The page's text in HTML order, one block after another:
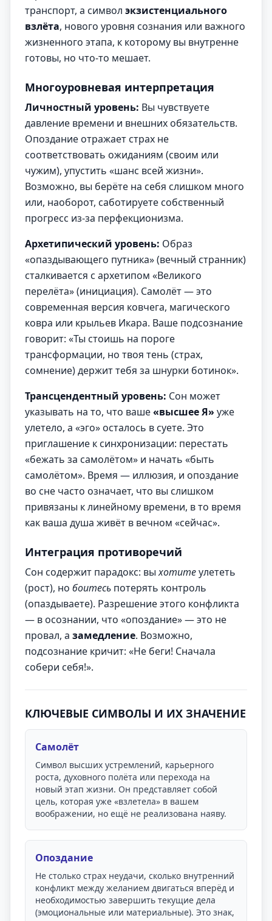
транспорт, а символ экзистенциального
взлёта, нового уровня сознания или важного
жизненного этапа, к которому вы внутренне
готовы, но что-то мешает.
Многоуровневая интерпретация
Личностный уровень: Вы чувствуете
давление времени и внешних обязательств.
Опоздание отражает страх не
соответствовать ожиданиям (своим или
чужим), упустить «шанс всей жизни».
Возможно, вы берёте на себя слишком много
или, наоборот, саботируете собственный
прогресс из-за перфекционизма.
Архетипический уровень: Образ
«опаздывающего путника» (вечный странник)
сталкивается с архетипом «Великого
перелёта» (инициация). Самолёт — это
современная версия ковчега, магического
ковра или крыльев Икара. Ваше подсознание
говорит: «Ты стоишь на пороге
трансформации, но твоя тень (страх,
сомнение) держит тебя за шнурки ботинок».
Трансцендентный уровень: Сон может
указывать на то, что ваше«высшее Я» уже
улетело, а «эго» осталось в суете. Это
приглашение к синхронизации: перестать
«бежать за самолётом» и начать «быть
самолётом». Время — иллюзия, и опоздание
во сне часто означает, что вы слишком
привязаны к линейному времени, в то время
как ваша душа живёт в вечном «сейчас».
Интеграция противоречий
Сон содержит парадокс: выхотитеулететь
(рост), но боитесь потерять контроль
(опаздываете). Разрешение этого конфликта
— в осознании, что «опоздание» — это не
провал, а замедление. Возможно,
подсознание кричит: «Не беги! Сначала
собери себя!».
КЛЮЧЕВЫЕ СИМВОЛЫ И ИХ ЗНАЧЕНИЕ
Самолёт
Символ высших устремлений, карьерного
роста, духовного полёта или перехода на
новый этап жизни. Он представляет собой
цель, которая уже «взлетела» в вашем
воображении, но ещё не реализована наяву.
Опоздание
Не столько страх неудачи, сколько внутренний
конфликт между желанием двигаться вперёд и
необходимостью завершить текущие дела
(эмоциональные или материальные). Это знак,